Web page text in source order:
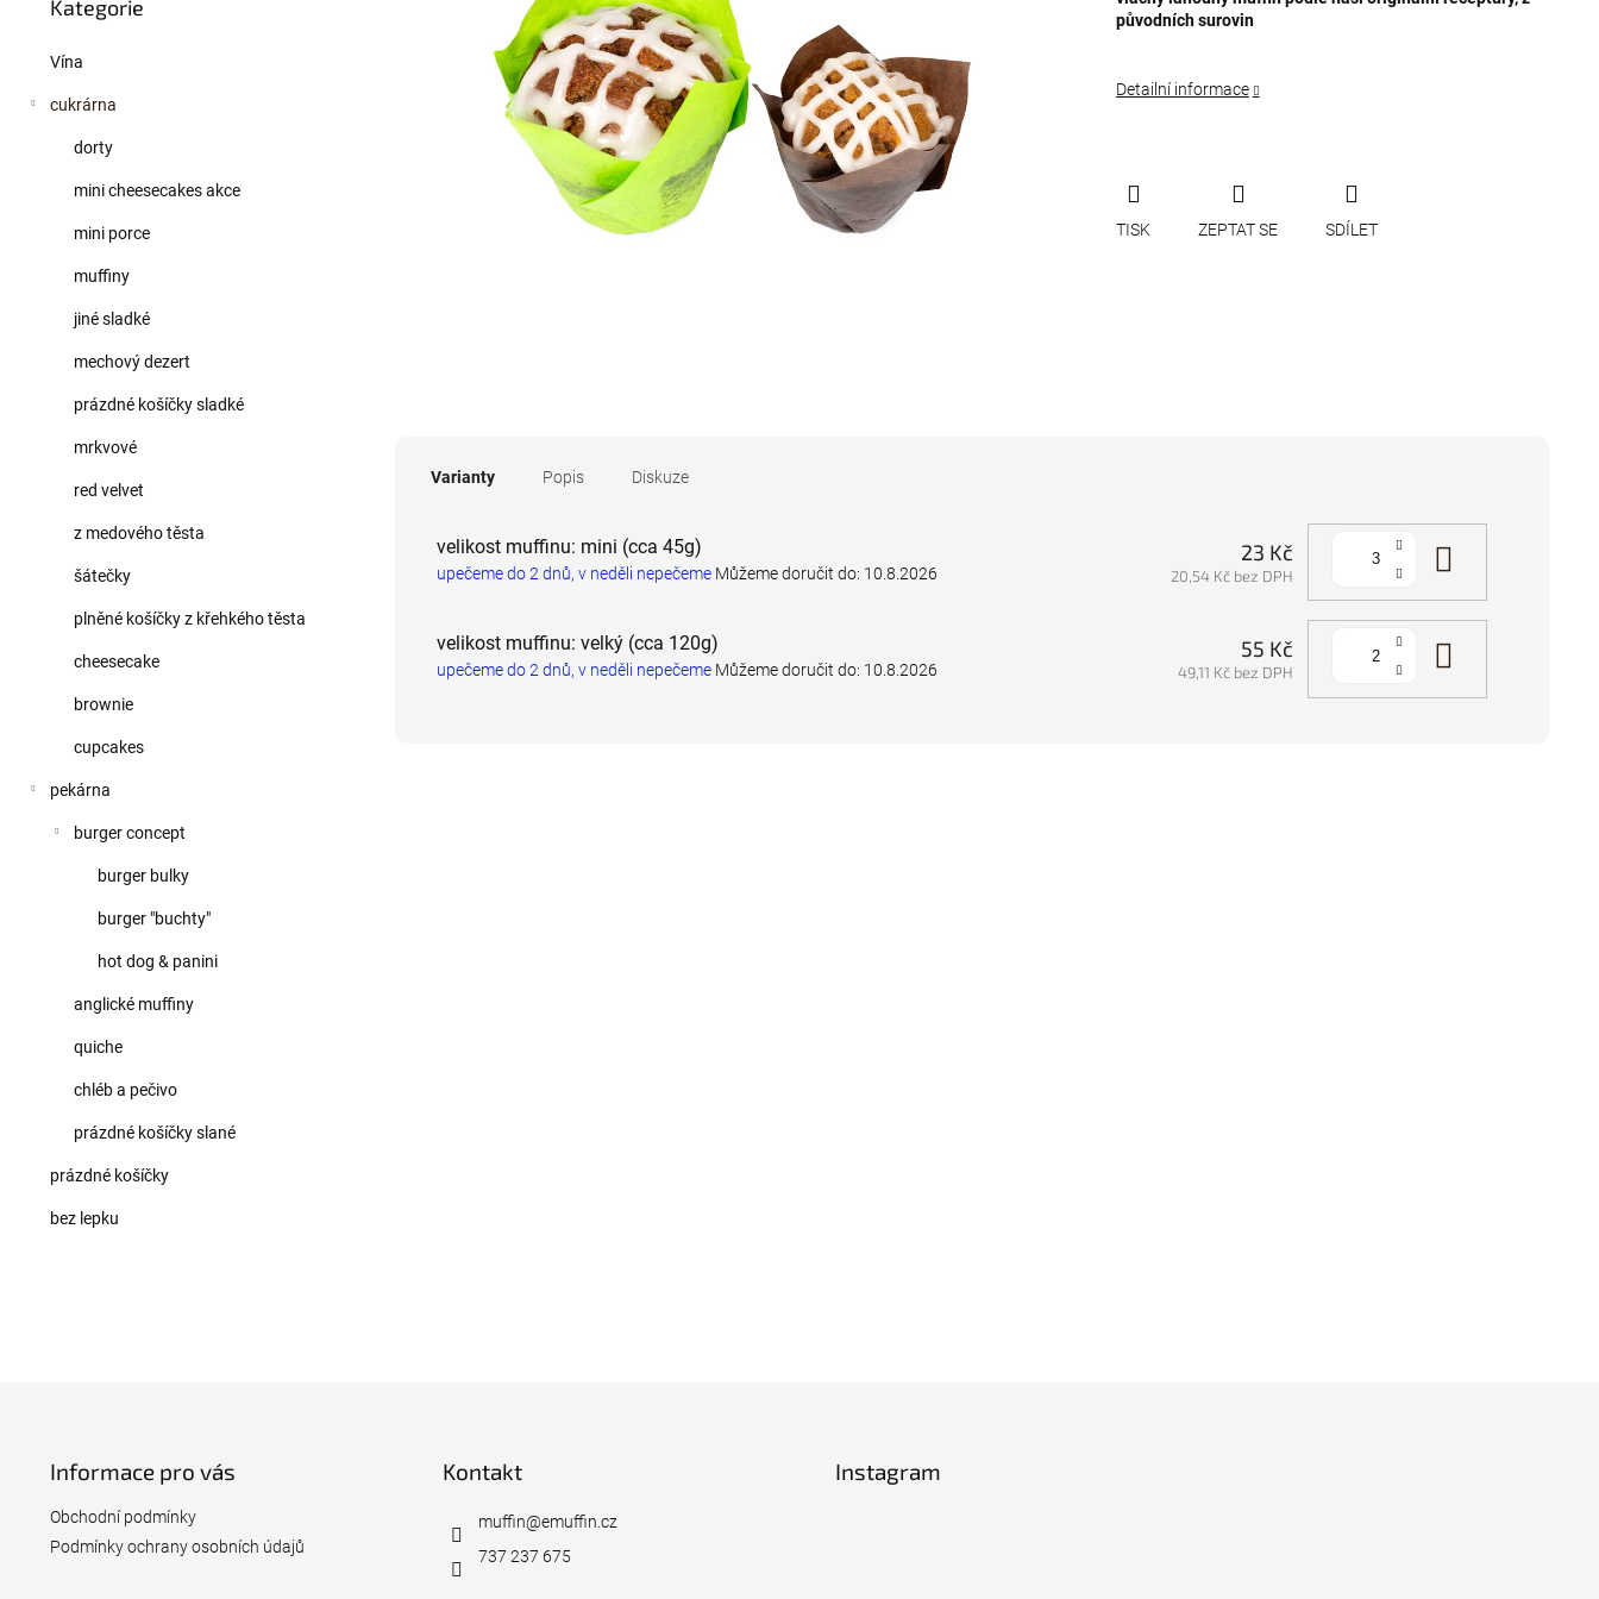
e
kategorie
Kategorie
Vína
cukrárna
dorty
mini cheesecakes akce
mini porce
muffiny
jiné sladké
mechový dezert
prázdné košíčky sladké
mrkvové
red velvet
z medového těsta
šátečky
plněné košíčky z křehkého těsta
cheesecake
brownie
cupcakes
pekárna
burger concept
burger bulky
burger "buchty"
hot dog & panini
anglické muffiny
quiche
chléb a pečivo
prázdné košíčky slané
prázdné košíčky
bez lepku
původních surovin
Detailní informace
TISK ZEPTAT SE SDÍLET
Varianty Popis Diskuze
velikost muffinu: mini (cca 45g)
upečeme do 2 dnů, v neděli nepečeme Můžeme doručit do: 10.8.2026
23 Kč
20,54 Kč bez DPH
velikost muffinu: velký (cca 120g)
upečeme do 2 dnů, v neděli nepečeme Můžeme doručit do: 10.8.2026
55 Kč
49,11 Kč bez DPH
Informace pro vás
Obchodní podmínky
Podmínky ochrany osobních údajů
Kontakt
muffin@emuffin.cz
737 237 675
Instagram